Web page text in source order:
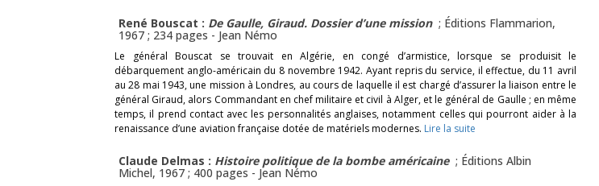
René Bouscat : De Gaulle, Giraud. Dossier d’une mission ; Éditions Flammarion,
1967 ; 234 pages - Jean Némo
Le général Bouscat se trouvait en Algérie, en congé d’armistice, lorsque se produisit le
débarquement anglo-américain du 8 novembre 1942. Ayant repris du service, il effectue, du 11 avril
au 28 mai 1943, une mission à Londres, au cours de laquelle il est chargé d’assurer la liaison entre le
général Giraud, alors Commandant en chef militaire et civil à Alger, et le général de Gaulle ; en même
temps, il prend contact avec les personnalités anglaises, notamment celles qui pourront aider à la
renaissance d’une aviation française dotée de matériels modernes. Lire la suite
Claude Delmas : Histoire politique de la bombe américaine ; Éditions Albin
Michel, 1967 ; 400 pages - Jean Némo